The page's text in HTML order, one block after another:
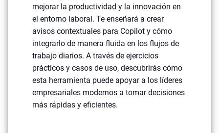
mejorar la productividad y la innovación en
el entorno laboral. Te enseñará a crear
avisos contextuales para Copilot y cómo
integrarlo de manera fluida en los flujos de
trabajo diarios. A través de ejercicios
prácticos y casos de uso, descubrirás cómo
esta herramienta puede apoyar a los líderes
empresariales modernos a tomar decisiones
más rápidas y eficientes.